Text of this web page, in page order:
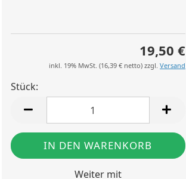
19,50 €
inkl. 19% MwSt. (16,39 € netto) zzgl. Versand
Stück:
Stück
Weiter mit